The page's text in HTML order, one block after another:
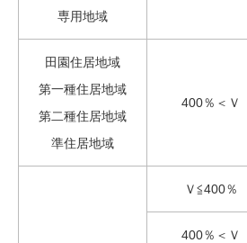
専用地域
田園住居地域
第一種住居地域
第二種住居地域
準住居地域
400％＜Ｖ
Ｖ≦400％
400％＜Ｖ